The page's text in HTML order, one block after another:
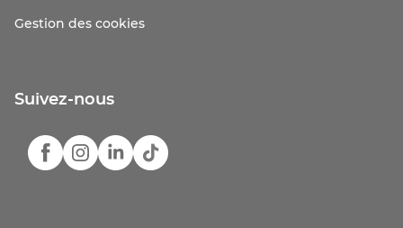
Gestion des cookies
Suivez-nous